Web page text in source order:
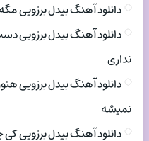
دانلود آهنگ بیدل برزویی
دانلود آهنگ بیدل برزویی
نداری
دانلود آهنگ بیدل برزویی
نمیشه
دانلود آهنگ بیدل برزویی